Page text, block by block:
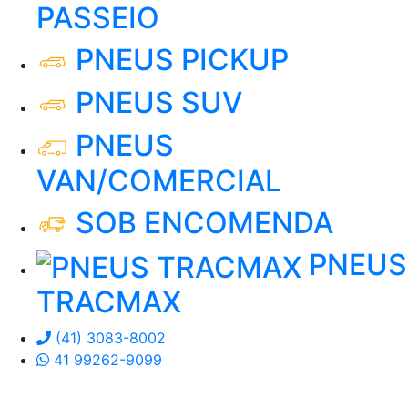
PASSEIO
PNEUS PICKUP
PNEUS SUV
PNEUS
VAN/COMERCIAL
SOB ENCOMENDA
PNEUS
TRACMAX
(41) 3083-8002
41 99262-9099